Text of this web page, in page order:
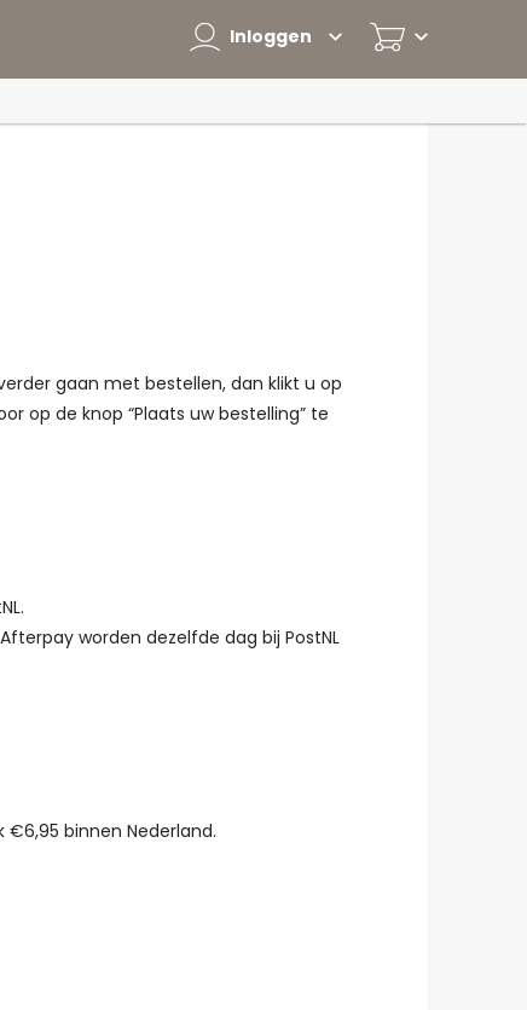
Inloggen
gaan met bestellen, dan klikt u op
op de knop “Plaats uw bestelling” te
worden dezelfde dag bij PostNL
binnen Nederland.